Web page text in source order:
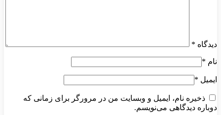
دیدگاه *
نام *
ایمیل *
ذخیره نام، ایمیل و وبسایت من در مرورگر برای زمانی که
دوباره دیدگاهی می‌نویسم.